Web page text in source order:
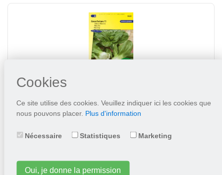
Cookies
Ce site utilise des cookies. Veuillez indiquer ici les cookies que
nous pouvons placer. Plus d'information
Nécessaire Statistiques Marketing
Oui, je donne la permission